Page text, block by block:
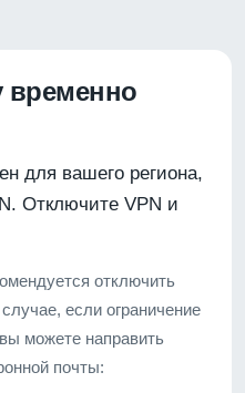
временно
для вашего региона,
Отключите VPN и
отключить
если ограничение
можете направить
почты: